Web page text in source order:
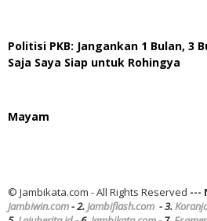
Politisi PKB: Jangankan 1 Bulan, 3
Saja Saya Siap untuk Rohingya
Mayam
© Jambikata.com - All Rights Reserved ---
Jambiwin.com- 2.Jambiflash.com - 3.